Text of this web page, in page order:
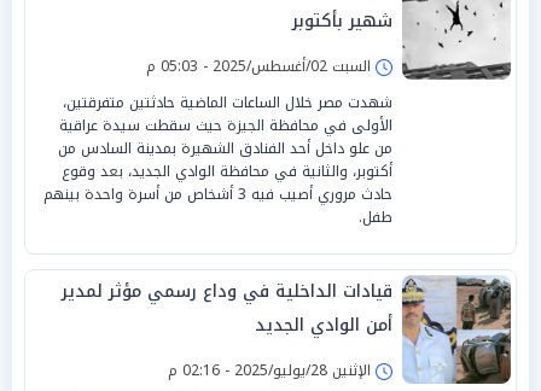
شهير بأكتوبر
السبت 02/أغسطس/2025 - 05:03 م
شهدت مصر خلال الساعات الماضية حادثتين متفرقتين،
الأولى في محافظة الجيزة حيث سقطت سيدة عراقية
من علو داخل أحد الفنادق الشهيرة بمدينة السادس من
أكتوبر، والثانية في محافظة الوادي الجديد، بعد وقوع
حادث مروري أصيب فيه 3 أشخاص من أسرة واحدة بينهم
طفل.
قيادات الداخلية في وداع رسمي مؤثر لمدير
أمن الوادي الجديد
الإثنين 28/يوليو/2025 - 02:16 م